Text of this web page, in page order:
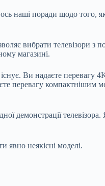
наші поради щодо того,
вибрати телевізори
магазині.
Ви надаєте
перевагу компактнішим
демонстрації
явно неякісні моделі.